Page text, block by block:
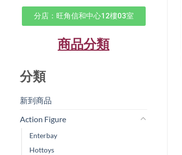
分店：旺角信和中心12樓03室
商品分類
分類
新到商品​
Action Figure
Enterbay
Hottoys